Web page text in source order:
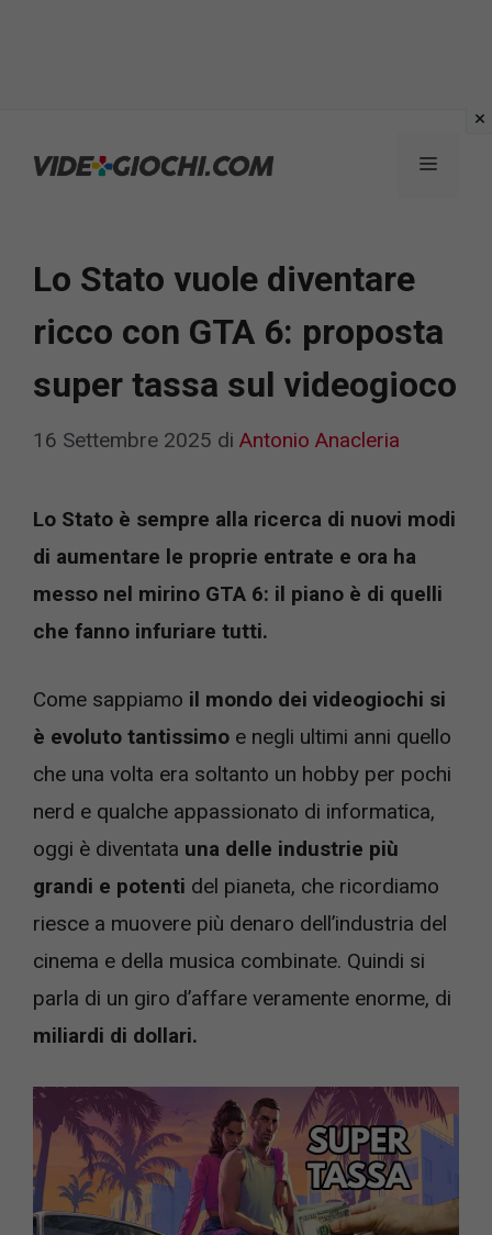
Menu
Lo Stato vuole diventare
ricco con GTA 6: proposta
super tassa sul videogioco
16 Settembre 2025 di Antonio Anacleria
Lo Stato è sempre alla ricerca di nuovi modi
di aumentare le proprie entrate e ora ha
messo nel mirino GTA 6: il piano è di quelli
che fanno infuriare tutti.
Come sappiamo il mondo dei videogiochi si
è evoluto tantissimo e negli ultimi anni quello
che una volta era soltanto un hobby per pochi
nerd e qualche appassionato di informatica,
oggi è diventata una delle industrie più
grandi e potenti del pianeta, che ricordiamo
riesce a muovere più denaro dell’industria del
cinema e della musica combinate. Quindi si
parla di un giro d’affare veramente enorme, di
miliardi di dollari.